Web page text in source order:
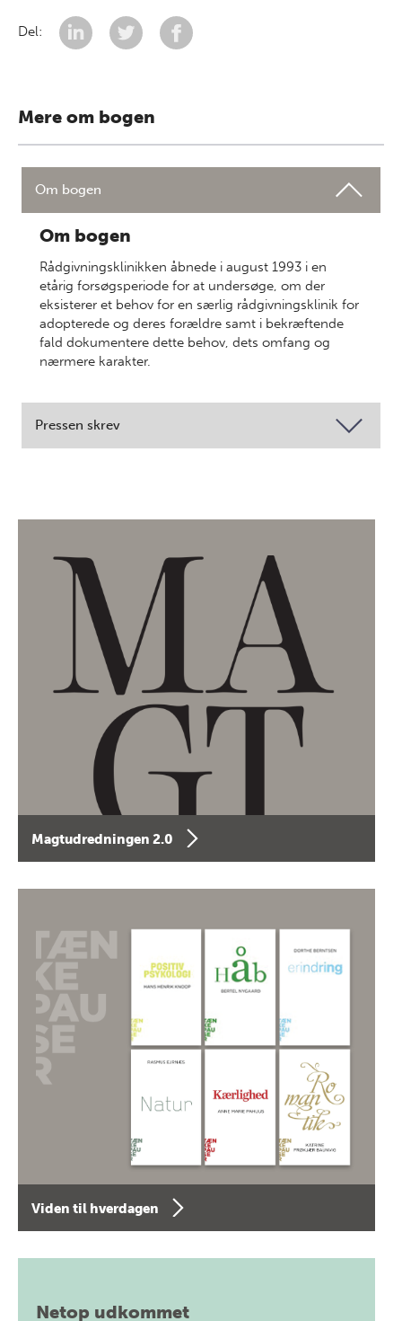
Del:
Mere om bogen
Om bogen
Om bogen
Rådgivningsklinikken åbnede i august 1993 i en
etårig forsøgsperiode for at undersøge, om der
eksisterer et behov for en særlig rådgivningsklinik for
adopterede og deres forældre samt i bekræftende
fald dokumentere dette behov, dets omfang og
nærmere karakter.
Pressen skrev
Magtudredningen 2.0
Viden til hverdagen
Netop udkommet